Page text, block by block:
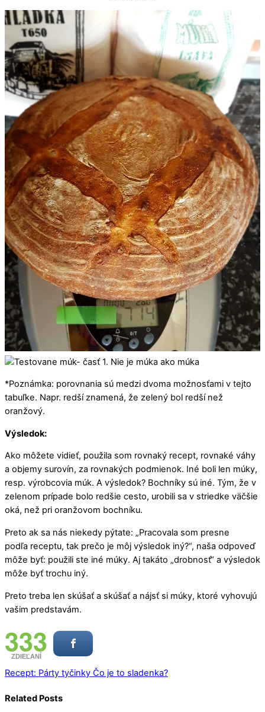
*Poznámka: porovnania sú medzi dvoma možnosťami v tejto
tabuľke. Napr. redší znamená, že zelený bol redší než
oranžový.
Výsledok:
Ako môžete vidieť, použila som rovnaký recept, rovnaké váhy
a objemy surovín, za rovnakých podmienok. Iné boli len múky,
resp. výrobcovia múk. A výsledok? Bochníky sú iné. Tým, že v
zelenom prípade bolo redšie cesto, urobili sa v striedke väčšie
oká, než pri oranžovom bochníku.
Preto ak sa nás niekedy pýtate: „Pracovala som presne
podľa receptu, tak prečo je môj výsledok iný?“, naša odpoveď
môže byť: použili ste iné múky. Aj takáto „drobnosť“ a výsledok
môže byť trochu iný.
Preto treba len skúšať a skúšať a nájsť si múky, ktoré vyhovujú
vašim predstavám.
333
ZDIEĽANÍ
Recept: Párty tyčinky Čo je to sladenka?
Related Posts